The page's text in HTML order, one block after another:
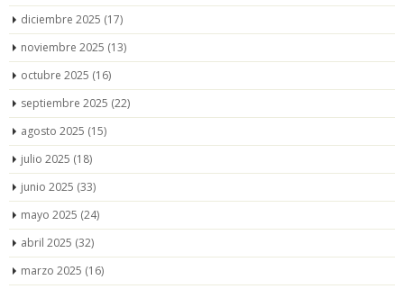
diciembre 2025 (17)
noviembre 2025 (13)
octubre 2025 (16)
septiembre 2025 (22)
agosto 2025 (15)
julio 2025 (18)
junio 2025 (33)
mayo 2025 (24)
abril 2025 (32)
marzo 2025 (16)